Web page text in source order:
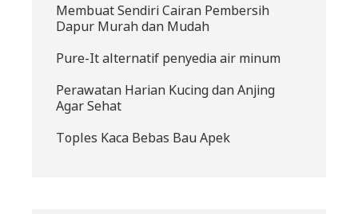
Membuat Sendiri Cairan Pembersih
Dapur Murah dan Mudah
Pure-It alternatif penyedia air minum
Perawatan Harian Kucing dan Anjing
Agar Sehat
Toples Kaca Bebas Bau Apek